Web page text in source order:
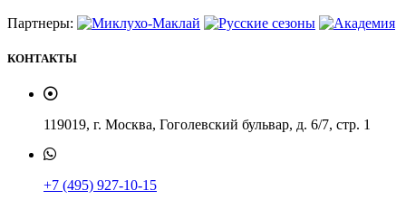
Партнеры:
КОНТАКТЫ
119019, г. Москва, Гоголевский бульвар, д. 6/7, стр. 1
+7 (495) 927-10-15